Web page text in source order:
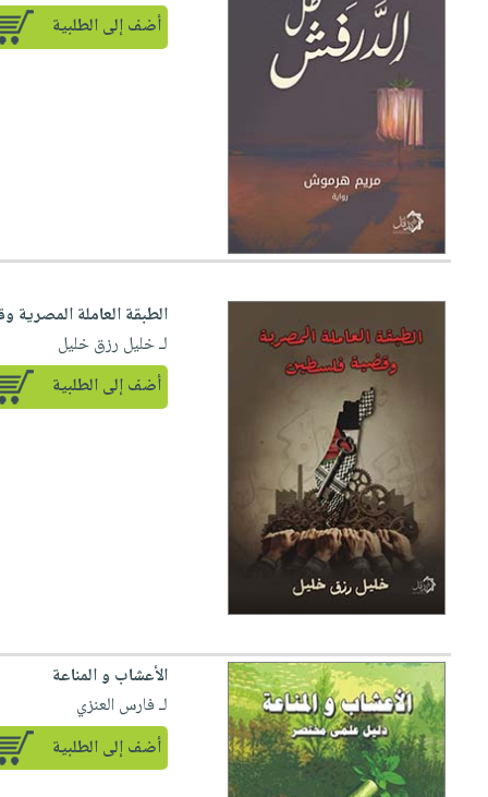
أضف إلى الطلبية
الطبقة العاملة
لـ خليل رزق خليل
أضف إلى الطلبية
الأعشاب و المناعة
لـ فارس العنزي
أضف إلى الطلبية